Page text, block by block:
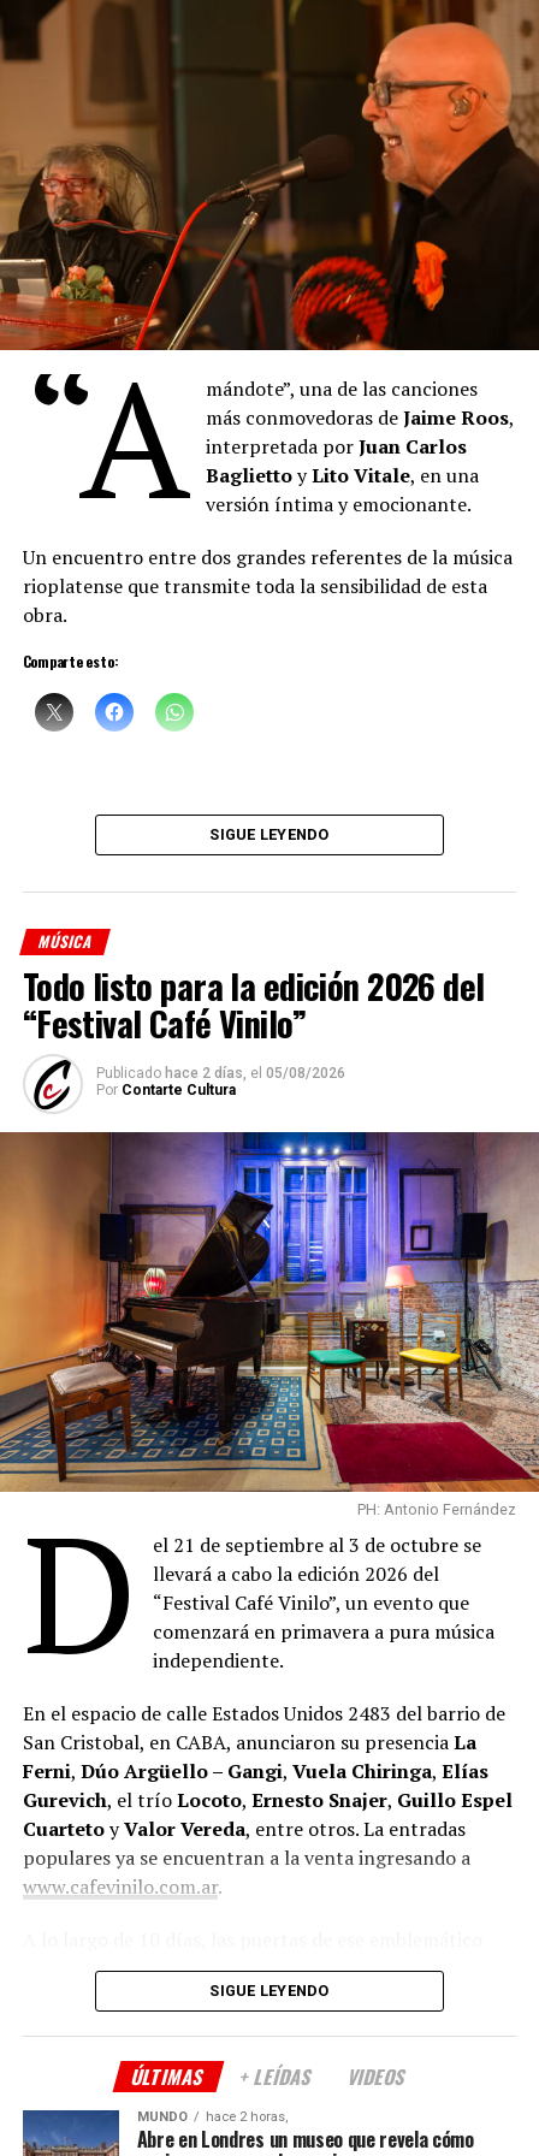
La orquesta, dedicada al rescate de patrimonio musical
perdido, reúne en este álbum una selección de tangos,
milongas, melodías camperas, vidalitas y valses
compuestos por contemporáneos del maestro boquense
en su homenaje.
El repertorio culmina con la milonga-candombe “Bien
Argentinos”, que evoca la escena final de la vida del
maestro boquense.
“Denisedescribe los pigmentos cuyos nombres se
mezclan con las proas de los barcos del puerto, también
está pintando, con la música, con la voz. Hay algo de la
pintura que empieza a teñir las palabras que
Denise
canta. Un cruce raro de oficios, maravilloso”, sostuvo el
artista plásticoDaniel Santoro .
Denise Sciammarella(investigación y voz)
Geraldina Carnicina
Mariana Atamas
(violín)
Fuente: Medioshábiles Comunicación
Comparte esto:
“A
mándote”, una de las canciones
más conmovedoras deJaime Roos,
interpretada porJuan Carlos
BagliettoyLito Vitale, en una
versión íntima y emocionante.
Un encuentro entre dos grandes referentes de la música
rioplatense que transmite toda la sensibilidad de esta
obra.
Comparte esto:
SIGUE LEYENDO
MÚSICA
Todo listo para la edición 2026 del
“Festival Café Vinilo”
Publicado hace 2 días, el 05/08/2026
Por Contarte Cultura
PH: Antonio Fernández
D
el 21 de septiembre al 3 de octubre se
llevará a cabo la edición 2026 del
“Festival Café Vinilo”, un evento que
comenzará en primavera a pura música
independiente.
En el espacio de calle Estados Unidos 2483 del barrio de
San Cristobal, en CABA, anunciaron su presenciaLa
Ferni, Dúo Argüello – Gangi, Vuela Chiringa, Elías
Gurevich, el tríoLocoto, Ernesto Snajer, Guillo Espel
CuartetoyValor Vereda, entre otros. La entradas
populares ya se encuentran a la venta ingresando a
www.cafevinilo.com.ar.
espacio cultural porteño estarán abiertas para celebrar
un año más de vida, haciendo partícipe a la comunidad
Tras haber cumplido cuatro años en la nueva sede
ubicada en el barrio de San Cristóbal, sus productores
Teresa Rodríguezy Eduardo Mischcelebran la
SIGUE LEYENDO
ÚLTIMAS + LEÍDAS VIDEOS
MUNDO hace 2 horas,
Abre en Londres un museo que revela cómo